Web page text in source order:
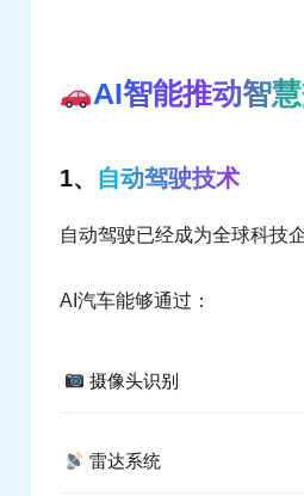
AI智能推动智
1、 自动驾驶技术
自动驾驶已经成为全球科技
AI汽车能够通过：
摄像头识别
雷达系统